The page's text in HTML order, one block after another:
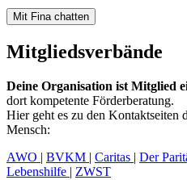
Mit Fina chatten
Mitgliedsverbände
Deine Organisation ist Mitglied
dort kompetente Förderberatung.
Hier geht es zu den Kontaktseiten
Mensch:
AWO | BVKM | Caritas | Der
Lebenshilfe | ZWST